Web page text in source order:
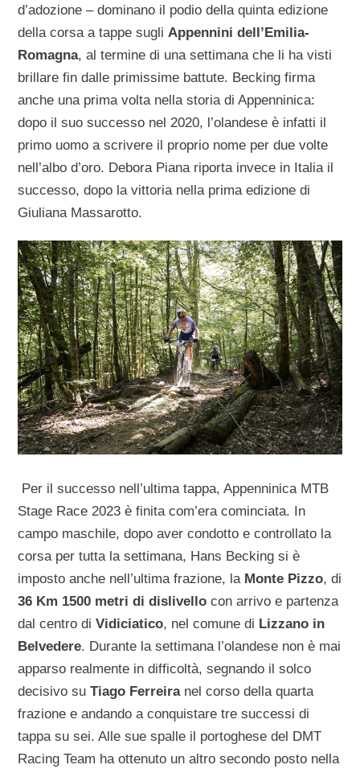
d’adozione – dominano il podio della quinta edizione
della corsa a tappe sugli Appennini dell’Emilia-
Romagna, al termine di una settimana che li ha visti
brillare fin dalle primissime battute. Becking firma
anche una prima volta nella storia di Appenninica:
dopo il suo successo nel 2020, l’olandese è infatti il
primo uomo a scrivere il proprio nome per due volte
nell’albo d’oro. Debora Piana riporta invece in Italia il
successo, dopo la vittoria nella prima edizione di
Giuliana Massarotto.
Per il successo nell’ultima tappa, Appenninica MTB
Stage Race 2023 è finita com’era cominciata. In
campo maschile, dopo aver condotto e controllato la
corsa per tutta la settimana, Hans Becking si è
imposto anche nell’ultima frazione, la Monte Pizzo, di
36 Km 1500 metri di dislivello con arrivo e partenza
dal centro diVidiciatico, nel comune di Lizzano in
Belvedere. Durante la settimana l’olandese non è mai
apparso realmente in difficoltà, segnando il solco
decisivo suTiago Ferreiranel corso della quarta
frazione e andando a conquistare tre successi di
tappa su sei. Alle sue spalle il portoghese del DMT
Racing Team ha ottenuto un altro secondo posto nella